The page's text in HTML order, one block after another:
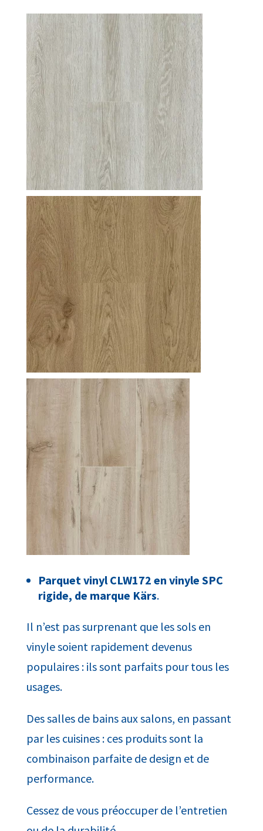
Parquet vinyl CLW172 en vinyle SPC
rigide, de marque Kärs.
Il n’est pas surprenant que les sols en
vinyle soient rapidement devenus
populaires : ils sont parfaits pour tous les
usages.
Des salles de bains aux salons, en passant
par les cuisines : ces produits sont la
combinaison parfaite de design et de
performance.
Cessez de vous préoccuper de l’entretien